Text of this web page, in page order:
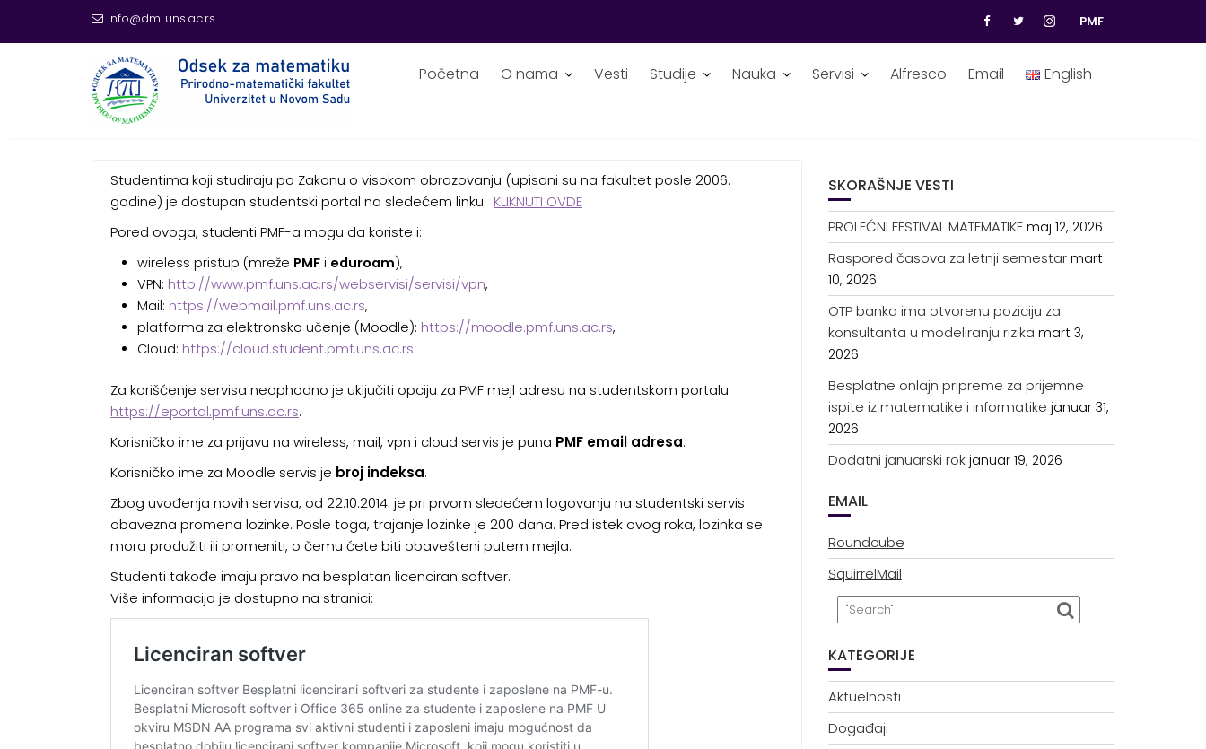
info@dmi.uns.ac.rs PMF
Početna O nama Vesti Studije Nauka Servisi Alfresco Email English
STUDENTSKI SERVISI, E-UČENJE, SOFTVER
Studentima koji studiraju po Zakonu o visokom obrazovanju (upisani su na fakultet posle 2006.
godine) je dostupan studentski portal na sledećem linku: KLIKNUTI OVDE
Pored ovoga, studenti PMF-a mogu da koriste i:
wireless pristup (mreže PMF i eduroam),
VPN: http://www.pmf.uns.ac.rs/webservisi/servisi/vpn,
Mail: https://webmail.pmf.uns.ac.rs,
platforma za elektronsko učenje (Moodle): https://moodle.pmf.uns.ac.rs,
Cloud: https://cloud.student.pmf.uns.ac.rs.
Za korišćenje servisa neophodno je uključiti opciju za PMF mejl adresu na studentskom portalu
https://eportal.pmf.uns.ac.rs.
Korisničko ime za prijavu na wireless, mail, vpn i cloud servis je puna PMF email adresa.
Korisničko ime za Moodle servis je broj indeksa.
Zbog uvođenja novih servisa, od 22.10.2014. je pri prvom sledećem logovanju na studentski servis
obavezna promena lozinke. Posle toga, trajanje lozinke je 200 dana. Pred istek ovog roka, lozinka se
mora produžiti ili promeniti, o čemu ćete biti obavešteni putem mejla.
Studenti takođe imaju pravo na besplatan licenciran softver.
Više informacija je dostupno na stranici:
SKORAŠNJE VESTI
PROLEĆNI FESTIVAL MATEMATIKE maj 12, 2026
Raspored časova za letnji semestar mart
10, 2026
OTP banka ima otvorenu poziciju za
konsultanta u modeliranju rizika mart 3,
2026
Besplatne onlajn pripreme za prijemne
ispite iz matematike i informatike januar 31,
2026
Dodatni januarski rok januar 19, 2026
EMAIL
Roundcube
SquirrelMail
KATEGORIJE
Aktuelnosti
Događaji